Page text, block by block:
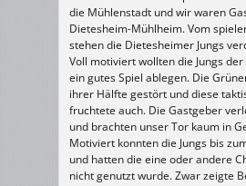
die Mühlenstadt und wir waren
Dietesheim-Mühlheim. Vom
stehen die Dietesheimer Jungs
Voll motiviert wollten die Jungs
ein gutes Spiel ablegen. Die
ihrer Hälfte gestört und diese
fruchtete auch. Die Gastgeber
und brachten unser Tor kaum in
Motiviert konnten die Jungs bis
und hatten die eine oder andere
nicht genutzt wurde. Zwar zeigte